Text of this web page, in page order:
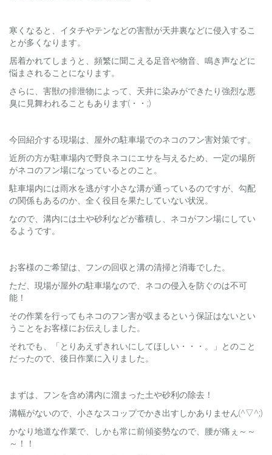
寒くなると、イタチやテンなどの害獣が天井裏などに侵入するこ
とが多くなります。
居着かれてしまうと、頻繁に聞こえる足音や物音、鳴き声などに
悩まされることになります。
さらに、害獣の排泄物によって、天井に染みができたり強烈な悪
臭に見舞われることもあります(・・;)
今回紹介する現場は、屋外の駐車場でのネコのフン害対策です。
近所の方が駐車場内で野良ネコにエサを与えるため、一定の場所
がネコのフン場になっているとのこと。
駐車場内には雨水を逃がす小さな溝が通っているのですが、勾配
の関係もあるのか、全く役目を果たしていない状況。
なので、溝内には土や砂利などが蓄積し、ネコがフン場にしてい
るようです。
お客様のご希望は、フンの回収と溝の清掃と消毒でした。
ただ、現場が屋外の駐車場なので、ネコの侵入を防ぐのは不可
能！
その作業を行ってもネコのフン害が収まるという保証はないとい
うことをお客様にお伝えしました。
それでも、「とりあえずきれいにしてほしい・・・。」とのこと
だったので、後日作業に入りました。
まずは、フンを含め溝内に溜まった土や砂利の除去！
溝幅がないので、小さなスコップでかき出すしかありません(^▽^;)
かなり地道な作業で、しかも常に前傾姿勢なので、腰が痛ぇ～～
～！！